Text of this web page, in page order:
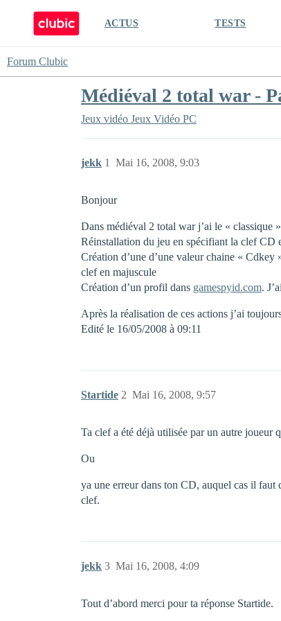
ACTUS TESTS
Forum Clubic
Médiéval 2 total war -
Jeux vidéo Jeux Vidéo PC
jekk Mai 16, 2008, 9:03
1
Bonjour
Dans médiéval 2 total war j’ai le « classique
Réinstallation du jeu en spécifiant la clef CD
Création d’une d’une valeur chaine «
clef en majuscule
Création d’un profil dans gamespyid.com.
Après la réalisation de ces actions j’ai
Edité le 16/05/2008 à 09:11
Startide Mai 16, 2008, 9:57
2
Ta clef a été déjà utilisée par un autre joueur
Ou
ya une erreur dans ton CD, auquel cas il faut
clef.
jekk Mai 16, 2008, 4:09
3
Tout d’abord merci pour ta réponse Startide.